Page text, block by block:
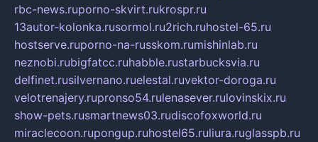
rbc-news.ruporno-skvirt.rukrospr.ru
13autor-kolonka.rusormol.ru2rich.ruhostel-65.ru
hostserve.ruporno-na-russkom.rumishinlab.ru
neznobi.rubigfatcc.ruhabble.rustarbucksvia.ru
delfinet.rusilvernano.ruelestal.ruvektor-doroga.ru
velotrenajery.rupronso54.rulenasever.rulovinskix.ru
show-pets.rusmartnews03.rudiscofoxworld.ru
miraclecoon.rupongup.ruhostel65.ruliura.ruglasspb.ru